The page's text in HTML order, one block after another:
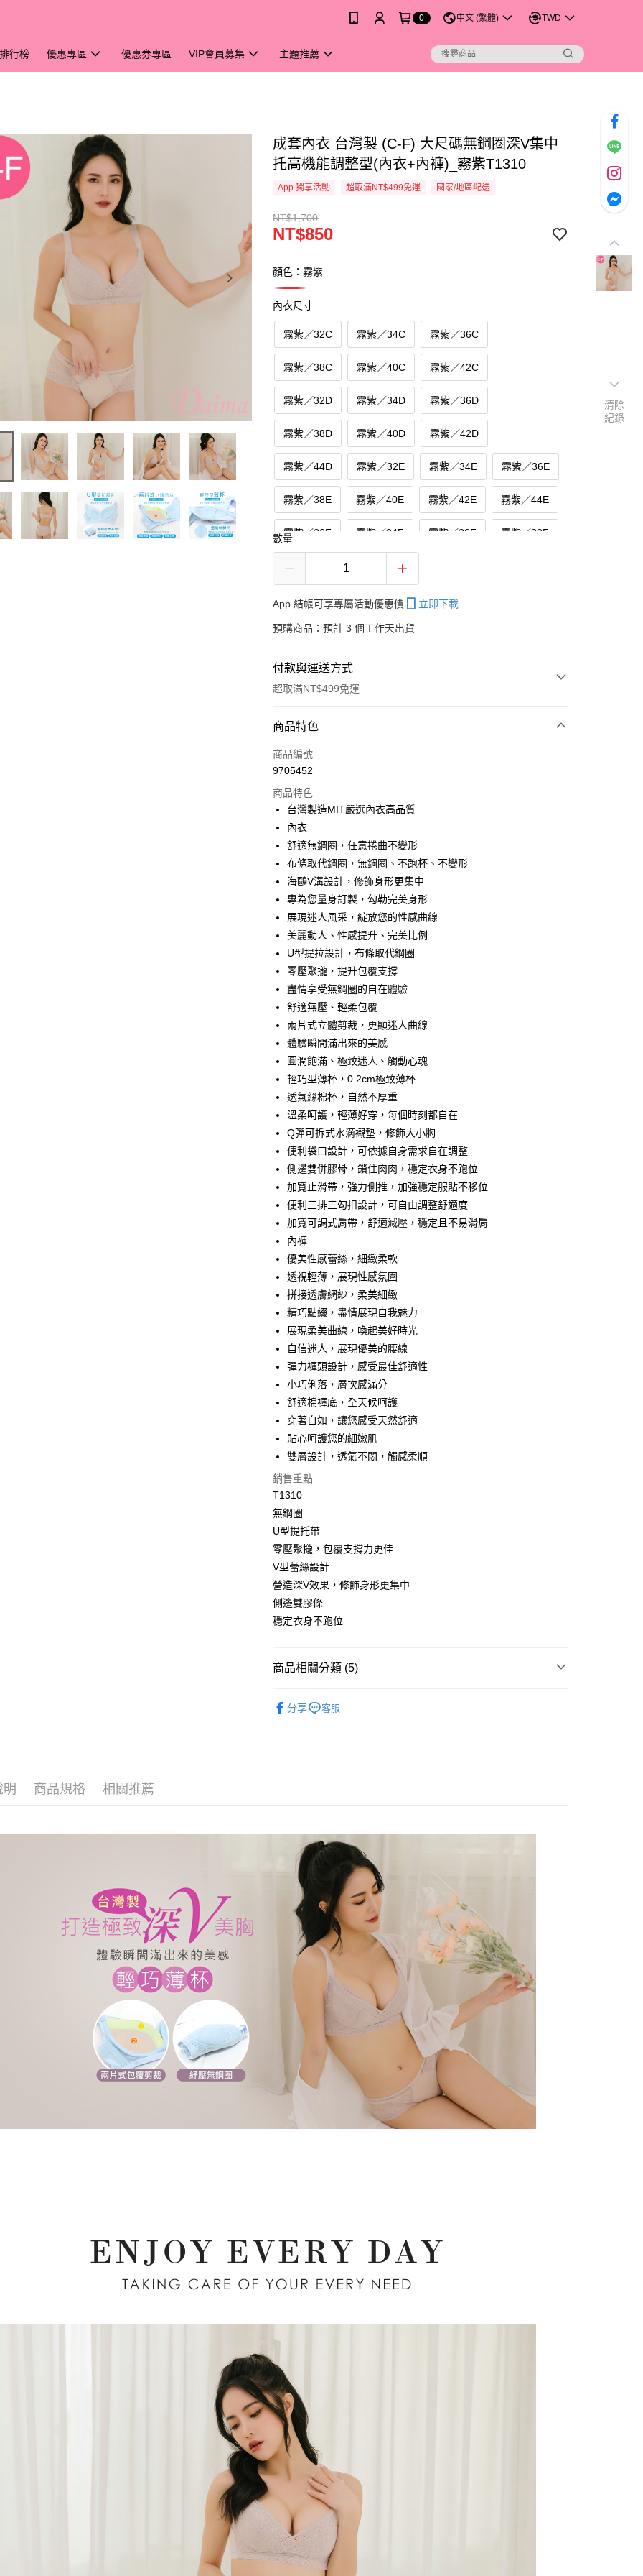
0 中文 (繁體) TWD
行榜 優惠專區 優惠券專區 VIP會員募集 主題推薦
成套內衣 台灣製 (C-F) 大尺碼無鋼圈深V集中
托高機能調整型(內衣+內褲)_霧紫T1310
App 獨享活動 超取滿NT$499免運 國家/地區配送
NT$1,700
NT$850
顏色：霧紫
內衣尺寸
霧紫／32C 霧紫／34C 霧紫／36C
霧紫／38C 霧紫／40C 霧紫／42C
霧紫／32D 霧紫／34D 霧紫／36D
霧紫／38D 霧紫／40D 霧紫／42D
霧紫／44D 霧紫／32E 霧紫／34E 霧紫／36E
霧紫／38E 霧紫／40E 霧紫／42E 霧紫／44E
霧紫／32F 霧紫／34F 霧紫／36F 霧紫／38F
霧紫／40F 霧紫／42F
內褲尺寸
FREE XL
數量
App 結帳可享專屬活動優惠價 立即下載
預購商品：預計 3 個工作天出貨
付款與運送方式
超取滿NT$499免運
付款方式
信用卡一次付款
LINE Pay
Apple Pay
街口支付
悠遊付
全盈+PAY
大哥付你分期
相關說明
【大哥付你分期使用說明】
1.本服務由台灣大哥大提供，台灣大哥大用戶可立即使用無須另外申請。
2.付款方式選擇「大哥付你分期」，訂單成立後會自動跳轉到大哥付的交易
流程，驗證手機門號後，選擇欲分期的期數、繳款截止日，確認付款後即
完成交易。
4.訂單成立30分鐘內，如未前往確認交易或遇審核未通過，訂單將自動取
消。如遇「轉專審核」未通過狀況，表示未達大哥付你分期系統評分，恕
無法說明評估內容。
【繳款方式說明】
1.分期款項不併入電信帳單，「大哥付你分期」於每月結算日後寄送繳費提
醒簡訊。
帳／街口支付／iPASS MONEY」等通路繳費。
【注意事項】
1.本服務係由「台灣大哥大股份有限公司」（以下簡稱本公司）所提供，讓
用戶於交易時，得透過本服務購買商品或服務，並由商店將買賣／分期付
款買賣價金債權讓與本公司後，依約使用本公司帳單繳交帳款。
資料（包含姓名、電話或地址）提供予台灣大哥大進項蒐集、處理及利
用，由本公司與您本人進行分期帳單所需資料之確認、核對及更正。
3.完整用戶服務條款，請詳閱以下連結：
AFTEE先享後付
相關說明
【關於「AFTEE先享後付」】
AFTEE先享後付是「在收到商品之後才付款」的支付方式。 讓您購物簡單
便利好安心！
１．簡單：不需註冊會員、不需綁卡、不需儲值。
２．便利：只要手機號碼，簡訊認證，即可結帳。
３．安心：先確認商品／服務後，再付款。
【「AFTEE先享後付」結帳流程】
１．於結帳方式選擇「AFTEE先享後付」後，將跳轉至「AFTEE先享後
付」結帳頁面，進行簡訊認證並確認金額後，即可完成結帳。
２．訂單成立數日內，您將收到繳費通知簡訊。
３．收到繳費通知簡訊後14天內，點擊此簡訊中的連結，可透過四大超商
／ATM／網路銀行／等多元方式進行付款，方視為交易完成。
絡購買商品的店家。未經商家同意取消之訂單仍視為有效，需透過AFTEE
先享後付繳納相關費用。
※ 交易是否成功請以「AFTEE先享後付 」之結帳頁面顯示為準，若有關於
是否繳費成功／繳費後需取消欲退款等相關疑問，請聯繫「AFTEE先享後
付客戶支援中心」
【注意事項】
１．透過由恩沛科技股份有限公司提供之「AFTEE先享後付」服務完成之
交易，需依本服務之必要範圍內提供個人資料，並將交易相關給付款項請
求債權轉讓予恩沛科技股份有限公司。
https://aftee.tw/terms/#terms3
３．未成年的使用者請事先徵得法定代理人或監護人之同意方可使用
「AFTEE先享後付」，若未經同意申辦者引起之損失，本公司不負相關責
任。
４．使用「AFTEE先享後付」時，將依據個別帳號之用戶狀況，依本公司
即時審查核予不同之上限額度；若仍有額度不足之情形，本公司將視審查
５．嚴禁一人註冊多個帳號或使用他人資訊註冊。若發現惡意使用之情
形，恩沛科技股份有限公司將有權停止該用戶之使用額度並採取法律行
動。
Hami Point
相關說明
信會員帳號後，即可在購物車使用 Hami Point 折抵消費金額 (1點等於1
元)。
ATM付款
貨到付款
運送方式
全家取貨付款
每筆NT$80，滿NT$499(含以上)免運費
付款後全家取貨
每筆NT$80，滿NT$499(含以上)免運費
萊爾富取貨付款
每筆NT$80，滿NT$799(含以上)免運費
付款後萊爾富取貨
每筆NT$80，滿NT$799(含以上)免運費
7-11取貨付款
每筆NT$80，滿NT$799(含以上)免運費
付款後7-11取貨
7-11取貨(快速到店)
每筆NT$90
宅配/離島不配送
黑貓貨到付款
每筆NT$120
商品特色
商品編號
9705452
商品特色
台灣製造MIT嚴選內衣高品質
內衣
舒適無鋼圈，任意捲曲不變形
布條取代鋼圈，無鋼圈、不跑杯、不變形
海鷗V溝設計，修飾身形更集中
專為您量身訂製，勾勒完美身形
展現迷人風采，綻放您的性感曲線
美麗動人、性感提升、完美比例
U型提拉設計，布條取代鋼圈
零壓聚攏，提升包覆支撐
盡情享受無鋼圈的自在體驗
舒適無壓、輕柔包覆
兩片式立體剪裁，更顯迷人曲線
體驗瞬間滿出來的美感
圓潤飽滿、極致迷人、觸動心魂
輕巧型薄杯，0.2cm極致薄杯
透氣絲棉杯，自然不厚重
溫柔呵護，輕薄好穿，每個時刻都自在
Q彈可拆式水滴襯墊，修飾大小胸
便利袋口設計，可依據自身需求自在調整
側邊雙併膠骨，鎖住肉肉，穩定衣身不跑位
加寬止滑帶，強力側推，加強穩定服貼不移位
便利三排三勾扣設計，可自由調整舒適度
加寬可調式肩帶，舒適減壓，穩定且不易滑肩
內褲
優美性感蕾絲，細緻柔軟
透視輕薄，展現性感氛圍
拼接透膚網紗，柔美細緻
精巧點綴，盡情展現自我魅力
展現柔美曲線，喚起美好時光
自信迷人，展現優美的腰線
彈力褲頭設計，感受最佳舒適性
小巧俐落，層次感滿分
舒適棉褲底，全天候呵護
穿著自如，讓您感受天然舒適
貼心呵護您的細嫩肌
雙層設計，透氣不悶，觸感柔順
銷售重點
T1310
無鋼圈
U型提托帶
零壓聚攏，包覆支撐力更佳
V型蕾絲設計
營造深V效果，修飾身形更集中
側邊雙膠條
穩定衣身不跑位
商品相關分類 (5)
分享 客服
明 商品規格 相關推薦
清除
紀錄